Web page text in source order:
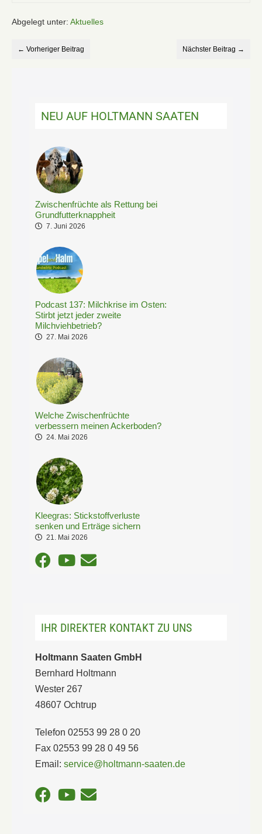
Abgelegt unter: Aktuelles
← Vorheriger Beitrag Nächster Beitrag →
NEU AUF HOLTMANN SAATEN
Zwischenfrüchte als Rettung bei
Grundfutterknappheit
7. Juni 2026
Podcast 137: Milchkrise im Osten:
Stirbt jetzt jeder zweite
Milchviehbetrieb?
27. Mai 2026
Welche Zwischenfrüchte
verbessern meinen Ackerboden?
24. Mai 2026
Kleegras: Stickstoffverluste
senken und Erträge sichern
21. Mai 2026
IHR DIREKTER KONTAKT ZU UNS
Holtmann Saaten GmbH
Bernhard Holtmann
Wester 267
48607 Ochtrup
Telefon 02553 99 28 0 20
Fax 02553 99 28 0 49 56
Email: service@holtmann-saaten.de